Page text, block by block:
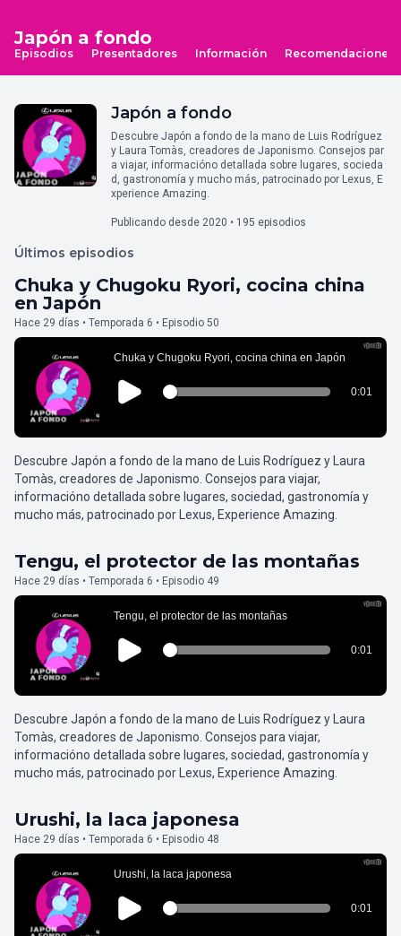
Japón a fondo
Episodios Presentadores Información Recomendaciones
Japón a fondo
Descubre Japón a fondo de la mano de Luis Rodríguez
y Laura Tomàs, creadores de Japonismo. Consejos par
a viajar, informacióno detallada sobre lugares, socieda
d, gastronomía y mucho más, patrocinado por Lexus, E
xperience Amazing.
Publicando desde 2020 • 195 episodios
Últimos episodios
Chuka y Chugoku Ryori, cocina china
en Japón
Hace 29 días • Temporada 6 • Episodio 50
Descubre Japón a fondo de la mano de Luis Rodríguez y Laura
Tomàs, creadores de Japonismo. Consejos para viajar,
informacióno detallada sobre lugares, sociedad, gastronomía y
mucho más, patrocinado por Lexus, Experience Amazing.
Tengu, el protector de las montañas
Hace 29 días • Temporada 6 • Episodio 49
Descubre Japón a fondo de la mano de Luis Rodríguez y Laura
Tomàs, creadores de Japonismo. Consejos para viajar,
informacióno detallada sobre lugares, sociedad, gastronomía y
mucho más, patrocinado por Lexus, Experience Amazing.
Urushi, la laca japonesa
Hace 29 días • Temporada 6 • Episodio 48